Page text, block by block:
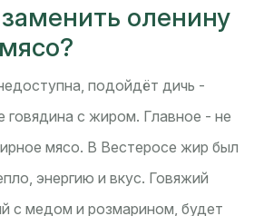
оленину
подойдёт дичь -
говядина с жиром. Главное - не
мясо. В Вестеросе жир был
энергию и вкус. Говяжий
с медом и розмарином, будет